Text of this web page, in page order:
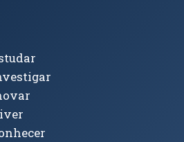
Principais